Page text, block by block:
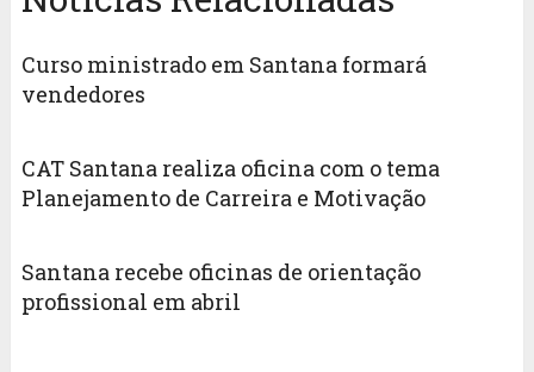
Curso ministrado em Santana formará
vendedores
CAT Santana realiza oficina com o tema
Planejamento de Carreira e Motivação
Santana recebe oficinas de orientação
profissional em abril